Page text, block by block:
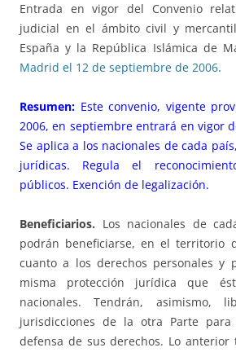
Entrada en vigor del Convenio
judicial en el ámbito civil y
España y la República Islámica de
Madrid el 12 de septiembre de 2006.
Resumen: Este convenio, vigente
2006, en septiembre entrará en vigor
Se aplica a los nacionales de cada
jurídicas. Regula el
públicos. Exención de legalización.
Beneficiarios. Los nacionales de
podrán beneficiarse, en el territorio
cuanto a los derechos personales y
misma protección jurídica que
nacionales. Tendrán, asimismo,
jurisdicciones de la otra Parte
defensa de sus derechos. Lo anterior